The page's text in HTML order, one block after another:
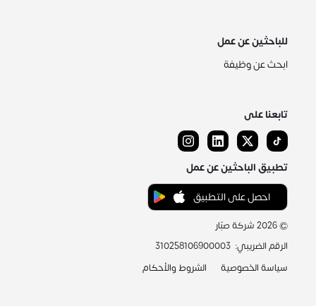
للباحثين عن عمل
ابحث عن وظيفة
تابعنا على
تطبيق الباحثين عن عمل
احصل على التطبيق
©
2026شركة صبّار
الرقم الضريبي:
310258106900003
سياسة الخصوصية
الشروط والأحكام